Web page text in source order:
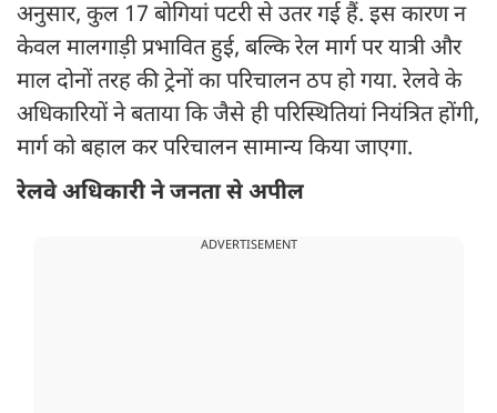
अनुसार, कुल 17 बोगियां पटरी से उतर गई हैं. इस कारण न
केवल मालगाड़ी प्रभावित हुई, बल्कि रेल मार्ग पर यात्री और
माल दोनों तरह की ट्रेनों का परिचालन ठप हो गया. रेलवे के
अधिकारियों ने बताया कि जैसे ही परिस्थितियां नियंत्रित होंगी,
मार्ग को बहाल कर परिचालन सामान्य किया जाएगा.
रेलवे अधिकारी ने जनता से अपील
ADVERTISEMENT